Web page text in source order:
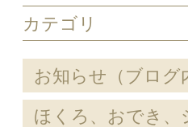
カテゴリ
お知らせ（ブログ
ほくろ、おでき、